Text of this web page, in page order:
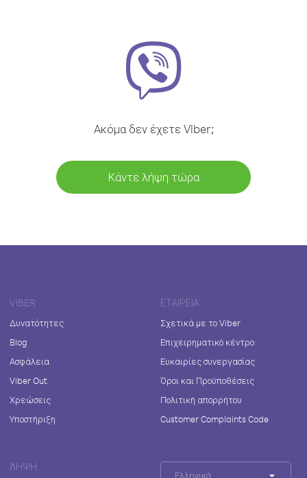
Ακόμα δεν έχετε Viber;
Κάντε λήψη τώρα
VIBER
Δυνατότητες
Blog
Ασφάλεια
Viber Out
Χρεώσεις
Υποστήριξη
ΕΤΑΙΡΕΊΑ
Σχετικά με το Viber
Επιχειρηματικό κέντρο
Ευκαιρίες συνεργασίας
Όροι και Προϋποθέσεις
Πολιτική απορρήτου
Customer Complaints Code
ΛΉΨΗ
Ελληνικά